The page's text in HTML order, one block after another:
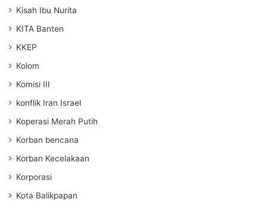
Kisah Ibu Nurita
KITA Banten
KKEP
Kolom
Komisi III
konflik Iran Israel
Koperasi Merah Putih
Korban bencana
Korban Kecelakaan
Korporasi
Kota Balikpapan